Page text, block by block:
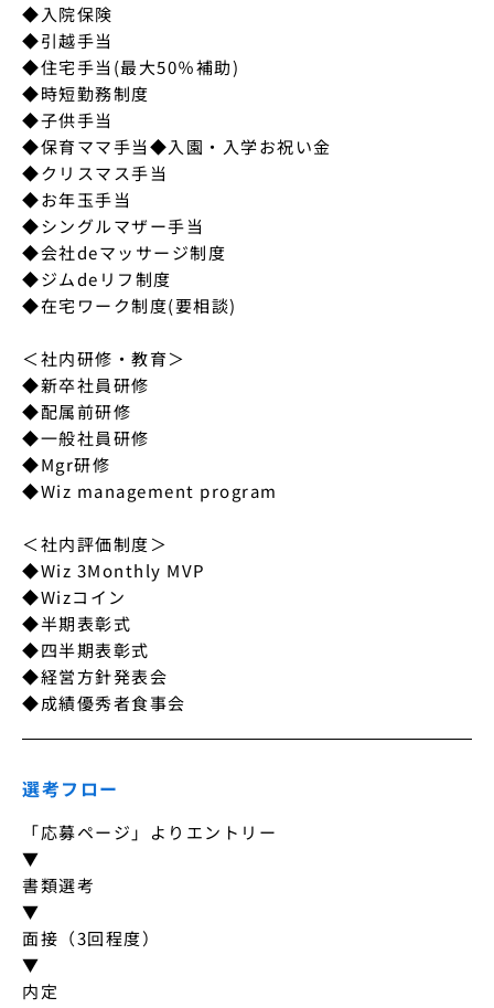
◆入院保険
◆引越手当
◆住宅手当(最大50％補助)
◆時短勤務制度
◆子供手当
◆保育ママ手当◆入園・入学お祝い金
◆クリスマス手当
◆お年玉手当
◆シングルマザー手当
◆会社deマッサージ制度
◆ジムdeリフ制度
◆在宅ワーク制度(要相談)
＜社内研修・教育＞
◆新卒社員研修
◆配属前研修
◆一般社員研修
◆Mgr研修
◆Wiz management program
＜社内評価制度＞
◆Wiz 3Monthly MVP
◆Wizコイン
◆半期表彰式
◆四半期表彰式
◆経営方針発表会
◆成績優秀者食事会
選考フロー
「応募ページ」よりエントリー
▼
書類選考
▼
面接（3回程度）
▼
内定